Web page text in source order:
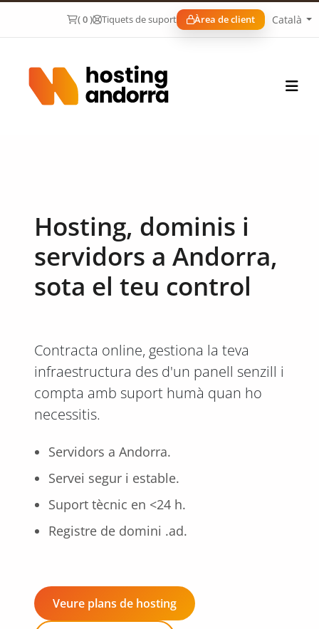
( 0 ) Tiquets de suport Àrea de client Català
Hosting, dominis i
servidors a Andorra,
sota el teu control
Contracta online, gestiona la teva
infraestructura des d'un panell senzill i
compta amb suport humà quan ho
necessitis.
Servidors a Andorra.
Servei segur i estable.
Suport tècnic en <24 h.
Registre de domini .ad.
Veure plans de hosting